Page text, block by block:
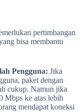
pertimbangan
bisa membantu
Pengguna: Jika
paket dengan
cukup. Namun jika
Mbps ke atas lebih
mendapat koneksi